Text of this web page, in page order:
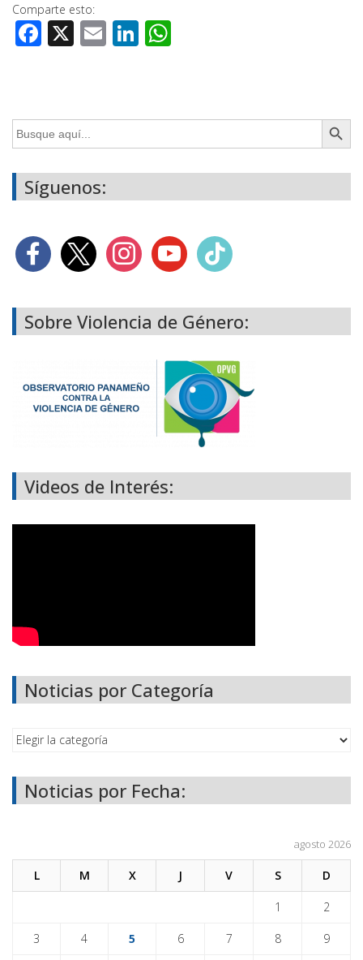
Comparte esto:
Facebook
X EmailLinkedIn
Buscar: Botón de
Síguenos:
Sobre Violencia de Género:
Videos de Interés:
Noticias por Categoría
Noticias por Fecha:
agosto 2026
L M X J V S D
1 2
3 4 5 6 7 8 9